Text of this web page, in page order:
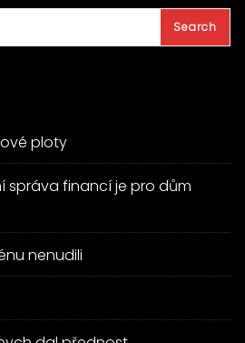
ploty
správa financí je pro dům
nenudili